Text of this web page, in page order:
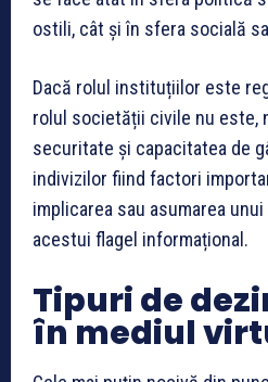
ostili, cât și în sfera socială
Dacă rolul instituțiilor este
rolul societății civile nu este,
securitate și capacitatea de
indivizilor fiind factori
implicarea sau asumarea
acestui flagel informațional.
Tipuri de
în mediul